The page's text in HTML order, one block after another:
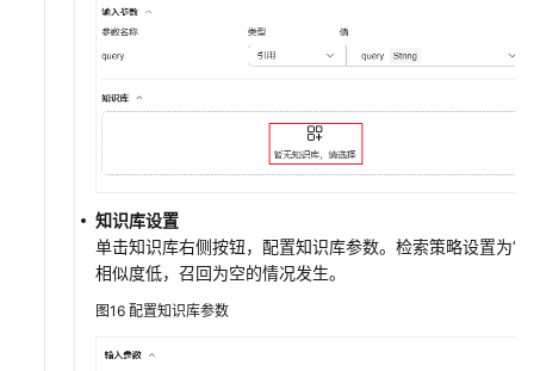
知识库设置
单击知识库右侧按钮，配置知识库参数。检索策略设置为“
相似度低，召回为空的情况发生。
图16 配置知识库参数